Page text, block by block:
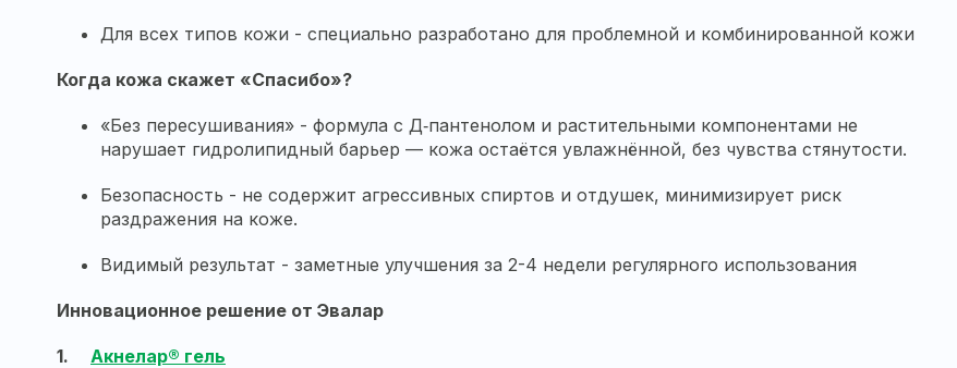
Для всех типов кожи - специально разработано для проблемной и комбинированной кожи
Когда кожа скажет «Спасибо»?
«Без пересушивания» - формула с Д‑пантенолом и растительными компонентами не
нарушает гидролипидный барьер — кожа остаётся увлажнённой, без чувства стянутости.
Безопасность - не содержит агрессивных спиртов и отдушек, минимизирует риск
раздражения на коже.
Видимый результат - заметные улучшения за 2-4 недели регулярного использования
Инновационное решение от Эвалар
1. Акнелар® гель